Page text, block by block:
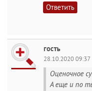
Ответить
гость
28.10.2020 09:37
Оценочное
А еще и по